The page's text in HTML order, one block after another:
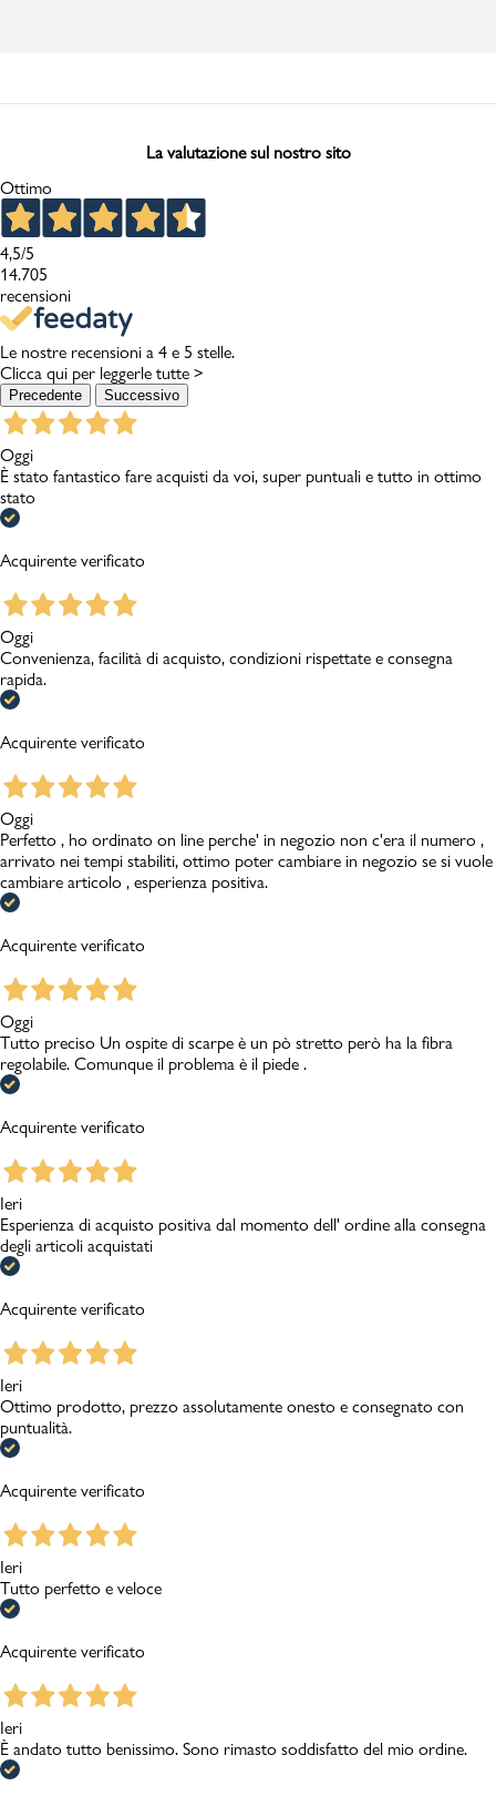
La valutazione sul nostro sito
Ottimo
4,5/5
14.705
recensioni
Le nostre recensioni a 4 e 5 stelle.
Clicca qui per leggerle tutte >
Precedente Successivo
Oggi
È stato fantastico fare acquisti da voi, super puntuali e tutto in ottimo
stato
Acquirente verificato
Oggi
Convenienza, facilità di acquisto, condizioni rispettate e consegna
rapida.
Acquirente verificato
Oggi
Perfetto , ho ordinato on line perche' in negozio non c'era il numero ,
arrivato nei tempi stabiliti, ottimo poter cambiare in negozio se si vuole
cambiare articolo , esperienza positiva.
Acquirente verificato
Oggi
Tutto preciso Un ospite di scarpe è un pò stretto però ha la fibra
regolabile. Comunque il problema è il piede .
Acquirente verificato
Ieri
Esperienza di acquisto positiva dal momento dell' ordine alla consegna
degli articoli acquistati
Acquirente verificato
Ieri
Ottimo prodotto, prezzo assolutamente onesto e consegnato con
puntualità.
Acquirente verificato
Ieri
Tutto perfetto e veloce
Acquirente verificato
Ieri
È andato tutto benissimo. Sono rimasto soddisfatto del mio ordine.